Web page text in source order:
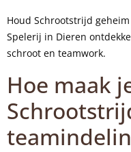
Houd Schrootstrijd
Spelerij in Dieren
schroot en teamwork.
Hoe maak